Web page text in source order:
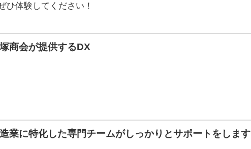
ひ体験してください！
商会が提供するDX
業に特化した専門チームがしっかりとサポートをします